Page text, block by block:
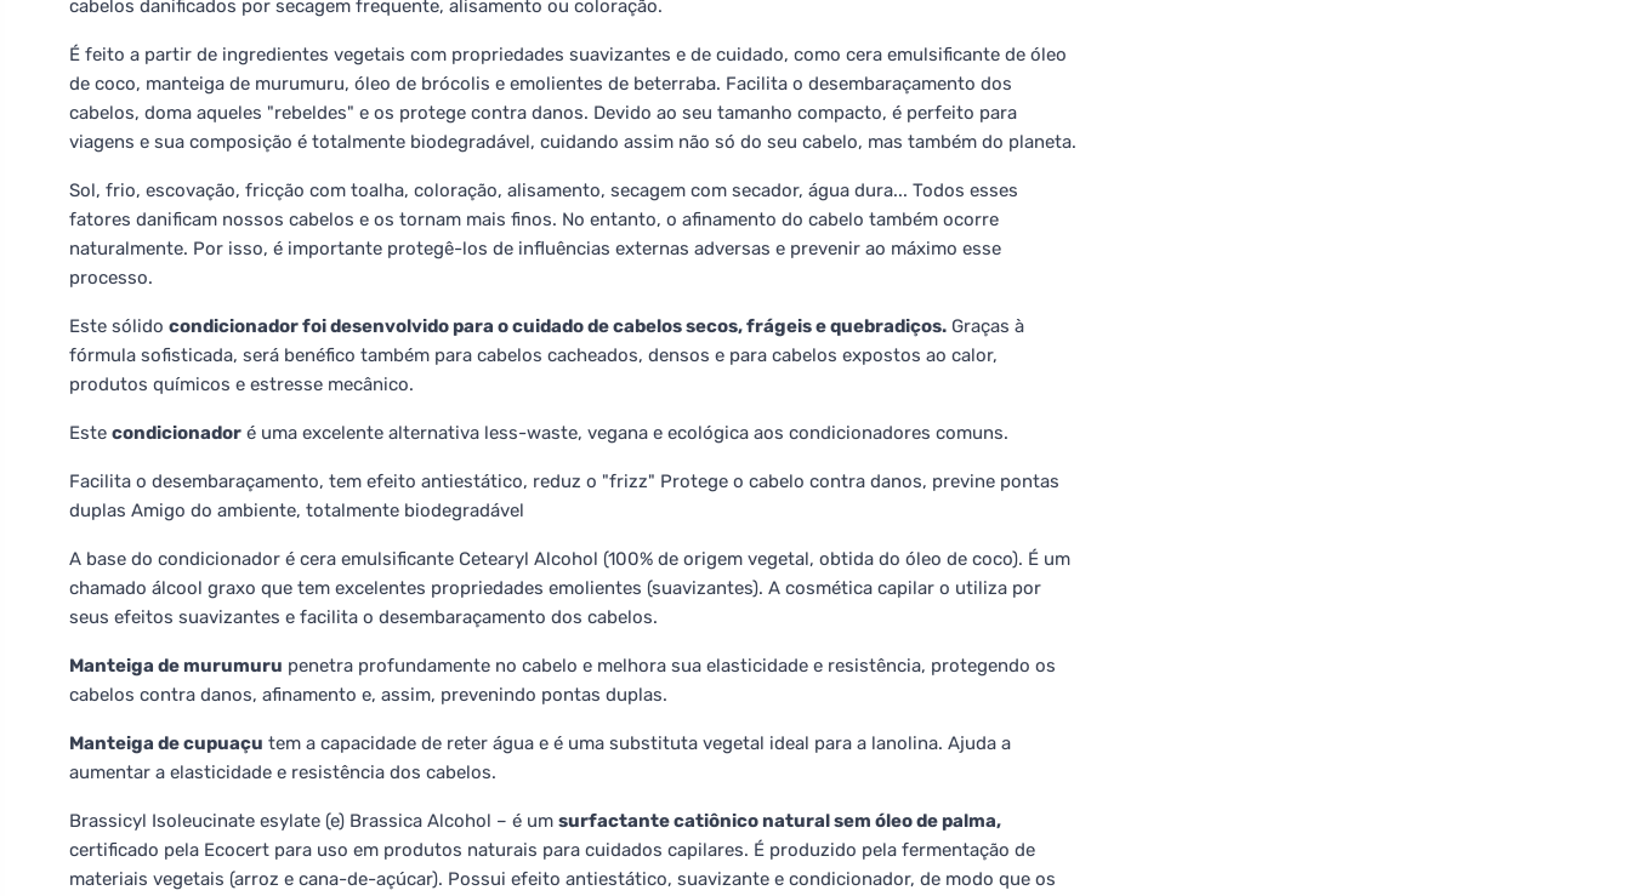
cabelos danificados por secagem frequente, alisamento ou coloração.
É feito a partir de ingredientes vegetais com propriedades suavizantes e de cuidado, como cera emulsificante de óleo
de coco, manteiga de murumuru, óleo de brócolis e emolientes de beterraba. Facilita o desembaraçamento dos
cabelos, doma aqueles "rebeldes" e os protege contra danos. Devido ao seu tamanho compacto, é perfeito para
viagens e sua composição é totalmente biodegradável, cuidando assim não só do seu cabelo, mas também do planeta.
Sol, frio, escovação, fricção com toalha, coloração, alisamento, secagem com secador, água dura... Todos esses
fatores danificam nossos cabelos e os tornam mais finos. No entanto, o afinamento do cabelo também ocorre
naturalmente. Por isso, é importante protegê-los de influências externas adversas e prevenir ao máximo esse
processo.
Este sólido condicionador foi desenvolvido para o cuidado de cabelos secos, frágeis e quebradiços. Graças à
fórmula sofisticada, será benéfico também para cabelos cacheados, densos e para cabelos expostos ao calor,
produtos químicos e estresse mecânico.
Este condicionador é uma excelente alternativa less-waste, vegana e ecológica aos condicionadores comuns.
Facilita o desembaraçamento, tem efeito antiestático, reduz o "frizz" Protege o cabelo contra danos, previne pontas
duplas Amigo do ambiente, totalmente biodegradável
A base do condicionador é cera emulsificante Cetearyl Alcohol (100% de origem vegetal, obtida do óleo de coco). É um
chamado álcool graxo que tem excelentes propriedades emolientes (suavizantes). A cosmética capilar o utiliza por
seus efeitos suavizantes e facilita o desembaraçamento dos cabelos.
Manteiga de murumuru penetra profundamente no cabelo e melhora sua elasticidade e resistência, protegendo os
cabelos contra danos, afinamento e, assim, prevenindo pontas duplas.
Manteiga de cupuaçu tem a capacidade de reter água e é uma substituta vegetal ideal para a lanolina. Ajuda a
aumentar a elasticidade e resistência dos cabelos.
Brassicyl Isoleucinate esylate (e) Brassica Alcohol – é um surfactante catiônico natural sem óleo de palma,
certificado pela Ecocert para uso em produtos naturais para cuidados capilares. É produzido pela fermentação de
materiais vegetais (arroz e cana-de-açúcar). Possui efeito antiestático, suavizante e condicionador, de modo que os